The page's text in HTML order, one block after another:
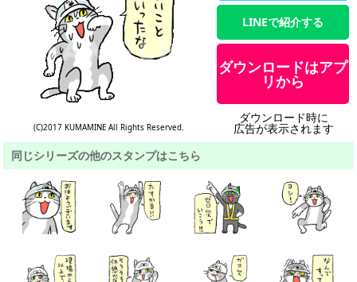
(C)2017 KUMAMINE All Rights Reserved.
LINEで紹介する
ダウンロードはアプ
リから
ダウンロード時に
広告が表示されます
同じシリーズの他のスタンプはこちら